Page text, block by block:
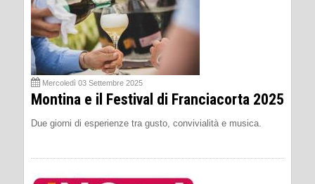
Mercoledì 03 Settembre 2025
Montina e il Festival di Franciacorta 2025
Due giorni di esperienze tra gusto, convivialità e musica.